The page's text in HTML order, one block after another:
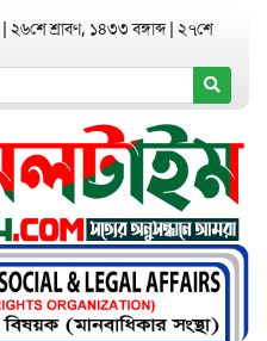
২৬শে শ্রাবণ, ১৪৩৩ বঙ্গাব্দ ২৭শে